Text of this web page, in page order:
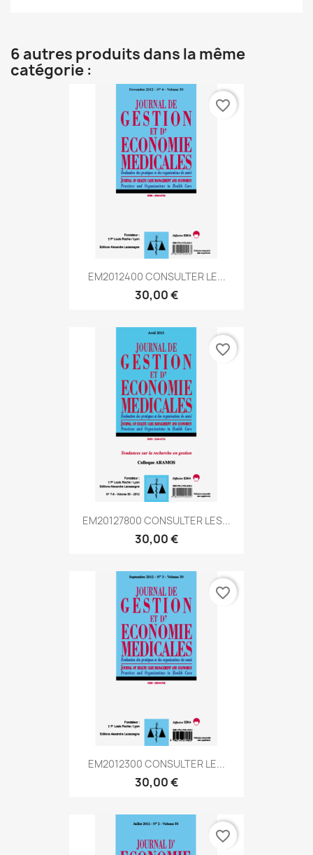
6 autres produits dans la même
catégorie :
EM2012400 CONSULTER LE...
30,00 €
favorite_border
EM20127800 CONSULTER LES...
30,00 €
favorite_border
EM2012300 CONSULTER LE...
30,00 €
favorite_border
favorite_border